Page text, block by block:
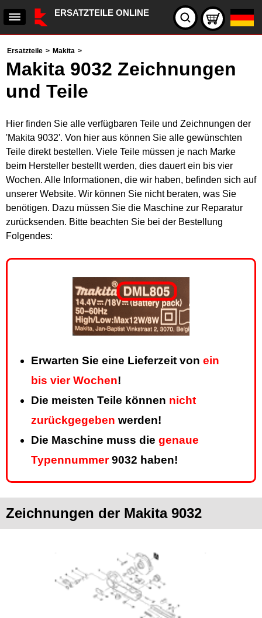
ERSATZTEILE ONLINE
Ersatzteile > Makita >
Makita 9032 Zeichnungen
und Teile
Hier finden Sie alle verfügbaren Teile und Zeichnungen der
'Makita 9032'. Von hier aus können Sie alle gewünschten
Teile direkt bestellen. Viele Teile müssen je nach Marke
beim Hersteller bestellt werden, dies dauert ein bis vier
Wochen. Alle Informationen, die wir haben, befinden sich auf
unserer Website. Wir können Sie nicht beraten, was Sie
benötigen. Dazu müssen Sie die Maschine zur Reparatur
zurücksenden. Bitte beachten Sie bei der Bestellung
Folgendes:
Erwarten Sie eine Lieferzeit von ein
bis vier Wochen!
Die meisten Teile können nicht
zurückgegeben werden!
Die Maschine muss die genaue
Typennummer9032 haben!
Zeichnungen der Makita 9032